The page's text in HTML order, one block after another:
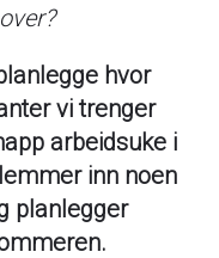
hvor
vi trenger
arbeidsuke i
inn noen
planlegger